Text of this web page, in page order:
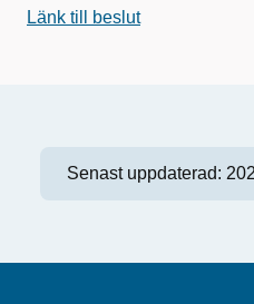
Länk till beslut
Senast uppdaterad: